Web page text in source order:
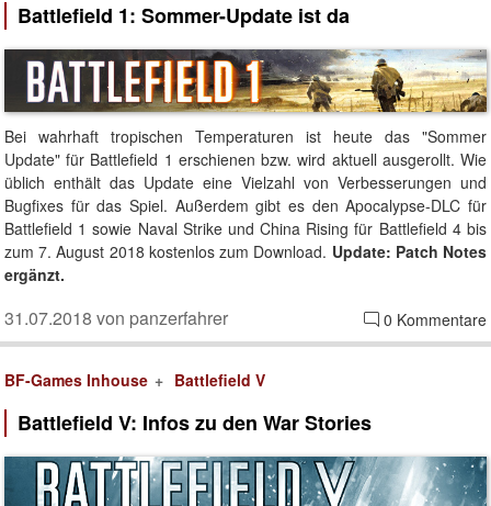
Battlefield 1: Sommer-Update ist da
Bei wahrhaft tropischen Temperaturen ist heute das "Sommer
Update" für Battlefield 1 erschienen bzw. wird aktuell ausgerollt. Wie
üblich enthält das Update eine Vielzahl von Verbesserungen und
Bugfixes für das Spiel. Außerdem gibt es den Apocalypse-DLC für
Battlefield 1 sowie Naval Strike und China Rising für Battlefield 4 bis
zum 7. August 2018 kostenlos zum Download. Update: Patch Notes
ergänzt.
0 Kommentare
31.07.2018 von panzerfahrer
BF-Games Inhouse Battlefield V
Battlefield V: Infos zu den War Stories